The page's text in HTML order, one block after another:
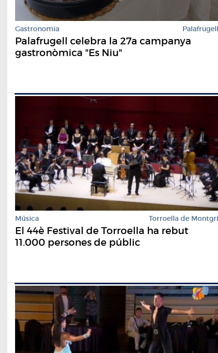
Gastronomia Palafrugell
Palafrugell celebra la 27a campanya
gastronòmica "Es Niu"
Música Torroella de Montgrí
El 44è Festival de Torroella ha rebut
11.000 persones de públic